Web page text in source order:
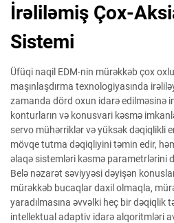
İrəliləmiş Çox-
Sistemi
Üfüqi naqil EDM-nin mürəkkəb çox
maşınlaşdırma texnologiyasında
zamanda dörd oxun idarə edilməsinə
konturların və konusvari kəsmə
servo mühərriklər və yüksək dəqiqlikli
mövqe tutma dəqiqliyini təmin edir,
əlaqə sistemləri kəsmə parametrlərini
Belə nəzarət səviyyəsi dəyişən
mürəkkəb bucaqlar daxil olmaqla,
yaradılmasına əvvəlki heç bir dəqiqlik
intellektual adaptiv idarə alqoritmləri